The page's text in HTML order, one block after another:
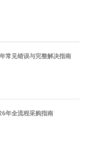
常见错误与完整解决指南
年全流程采购指南